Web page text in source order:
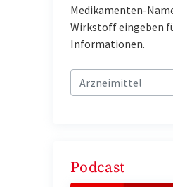
Medikamenten-
Wirkstoff eingeben
Informationen.
Podcast